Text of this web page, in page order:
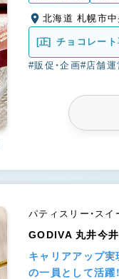
[正]
チョコレー
売スタッフ
#販促・企画#店舗運
パティスリー・スイ
GODIVA 丸井今
キャリアアップ
の一員として活躍！